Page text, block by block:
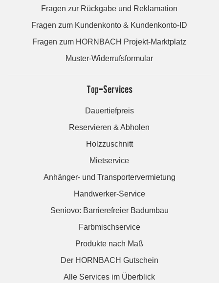
Fragen zur Rückgabe und Reklamation
Fragen zum Kundenkonto & Kundenkonto-ID
Fragen zum HORNBACH Projekt-Marktplatz
Muster-Widerrufsformular
Top-Services
Dauertiefpreis
Reservieren & Abholen
Holzzuschnitt
Mietservice
Anhänger- und Transportervermietung
Handwerker-Service
Seniovo: Barrierefreier Badumbau
Farbmischservice
Produkte nach Maß
Der HORNBACH Gutschein
Alle Services im Überblick